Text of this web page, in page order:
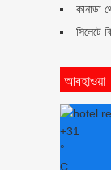
কানাডা
সিলেটে
আবহাওয়া
+31
°
C